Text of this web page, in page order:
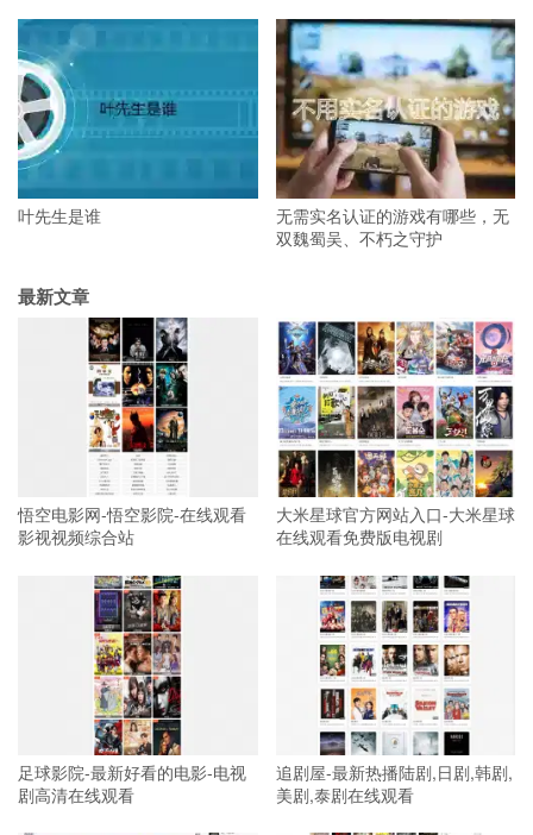
叶先生是谁
无需实名认证的游戏有哪些，无
双魏蜀吴、不朽之守护
最新文章
悟空电影网-悟空影院-在线观看
影视视频综合站
大米星球官方网站入口-大米星球
在线观看免费版电视剧
足球影院-最新好看的电影-电视
剧高清在线观看
追剧屋-最新热播陆剧,日剧,韩剧,
美剧,泰剧在线观看